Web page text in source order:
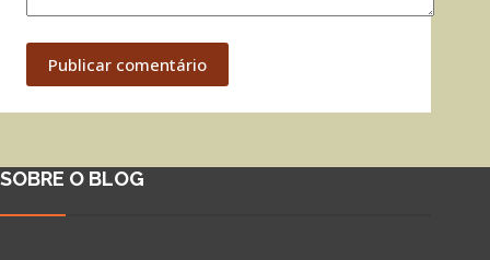
Publicar comentário
SOBRE O BLOG